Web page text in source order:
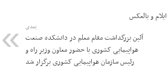
و بالعکس
بعدی
آئین بزرگداشت مقام معلم در دانشکده صنعت
هواپیمایی کشوری با حضور معاون وزیر راه و
رئیس سازمان هواپیمایی کشوری برگزار شد